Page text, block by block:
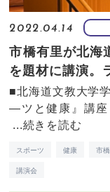
2022.04.14
市橋有里が北海
を題材に講演。
■北海道文教大学
―ツと健康』講
...続きを読む
スポーツ 健康 市
講演会